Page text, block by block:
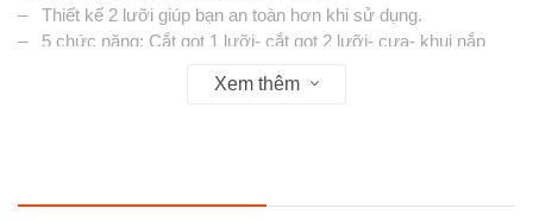
– Thiết kế 2 lưỡi giúp bạn an toàn hơn khi sử dụng.
– 5 chức năng: Cắt gọt 1 lưỡi- cắt gọt 2 lưỡi- cưa- khui nắp
– Chất liệu inox cao cấp, lưỡi dao bén cho vết bào, vết cắt gọn,
Xem thêm